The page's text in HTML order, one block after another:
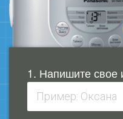
1. Напишите свое